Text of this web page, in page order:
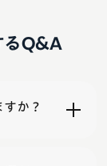
るQ&A
か？